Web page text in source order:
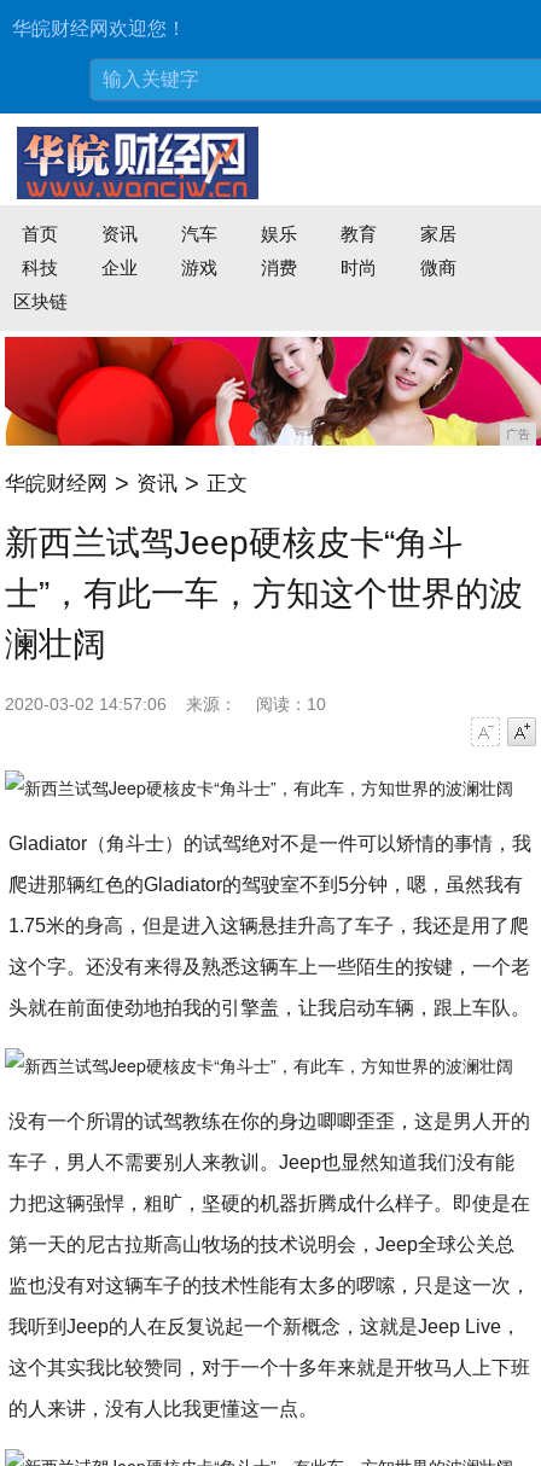
华皖财经网欢迎您！
首页 资讯 汽车 娱乐 教育
家居
科技
企业 游戏 消费 时尚
微商
区块链
广告
华皖财经网 > 资讯 > 正文
新西兰试驾Jeep硬核皮卡“角斗
士”，有此一车，方知这个世界的波
澜壮阔
2020-03-02 14:57:06 来源：
阅读：10
Gladiator（角斗士）的试驾绝对不是一件可以矫情的事情，我
爬进那辆红色的Gladiator的驾驶室不到5分钟，嗯，虽然我有
1.75米的身高，但是进入这辆悬挂升高了车子，我还是用了爬
这个字。还没有来得及熟悉这辆车上一些陌生的按键，一个老
头就在前面使劲地拍我的引擎盖，让我启动车辆，跟上车队。
没有一个所谓的试驾教练在你的身边唧唧歪歪，这是男人开的
车子，男人不需要别人来教训。Jeep也显然知道我们没有能
力把这辆强悍，粗旷，坚硬的机器折腾成什么样子。即使是在
第一天的尼古拉斯高山牧场的技术说明会，Jeep全球公关总
监也没有对这辆车子的技术性能有太多的啰嗦，只是这一次，
我听到Jeep的人在反复说起一个新概念，这就是Jeep Live，
这个其实我比较赞同，对于一个十多年来就是开牧马人上下班
的人来讲，没有人比我更懂这一点。